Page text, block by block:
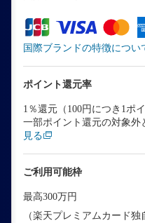
国際ブランドの特徴につい
ポイント還元率
1％還元（100円につき1ポイ
一部ポイント還元の対象外
見る
ご利用可能枠
最高300万円
（楽天プレミアムカード